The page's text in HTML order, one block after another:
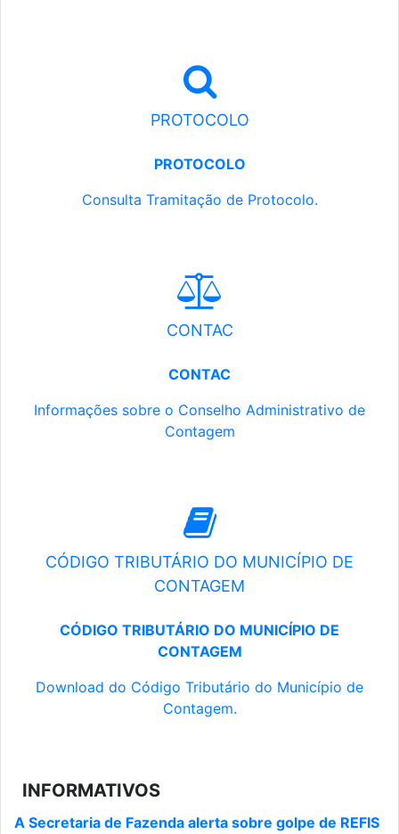
PROTOCOLO
PROTOCOLO
Consulta Tramitação de Protocolo.
CONTAC
CONTAC
Informações sobre o Conselho Administrativo de
Contagem
CÓDIGO TRIBUTÁRIO DO MUNICÍPIO DE
CONTAGEM
CÓDIGO TRIBUTÁRIO DO MUNICÍPIO DE
CONTAGEM
Download do Código Tributário do Município de
Contagem.
INFORMATIVOS
A Secretaria de Fazenda alerta sobre golpe de REFIS